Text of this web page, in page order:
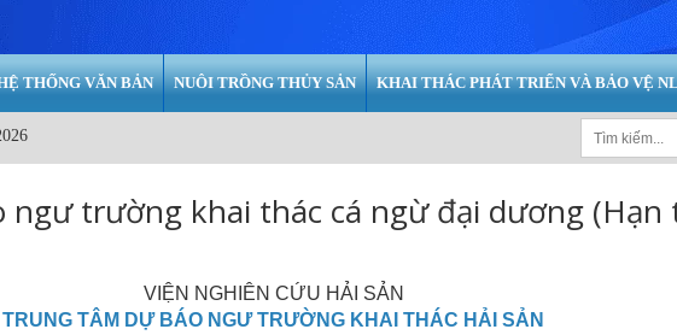
THỐNG VĂN BẢN NUÔI TRỒNG THỦY SẢN KHAI THÁC PHÁT TRIỂN VÀ BẢO VỆ
ngư trường khai thác cá ngừ đại dương (Hạn
VIỆN NGHIÊN CỨU HẢI SẢN
TRUNG TÂM DỰ BÁO NGƯ TRƯỜNG KHAI THÁC HẢI SẢN